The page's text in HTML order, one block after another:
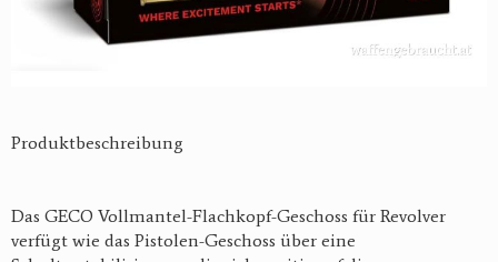
Produktbeschreibung
Das GECO Vollmantel-Flachkopf-Geschoss für Revolver
verfügt wie das Pistolen-Geschoss über eine